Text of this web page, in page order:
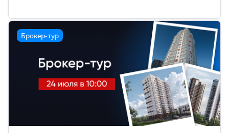
Брокер-тур